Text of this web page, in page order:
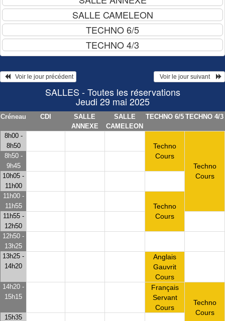
   Voir le jour précédent
  Voir le jour suivant
SALLES - Toutes les réservations
Jeudi 29 mai 2025
Créneau CDI
SALLE
ANNEXE
SALLE
CAMELEON
TECHNO 6/5 TECHNO 4/3
8h00 -
8h50
Techno
Cours
Techno
Cours
8h50 -
9h45
10h05 -
11h00
11h00 -
11h55
Techno
Cours
11h55 -
12h50
12h50 -
13h25
13h25 -
14h20
Anglais
Gauvrit
Cours
14h20 -
15h15
Français
Servant
Cours
Techno
Cours
15h35